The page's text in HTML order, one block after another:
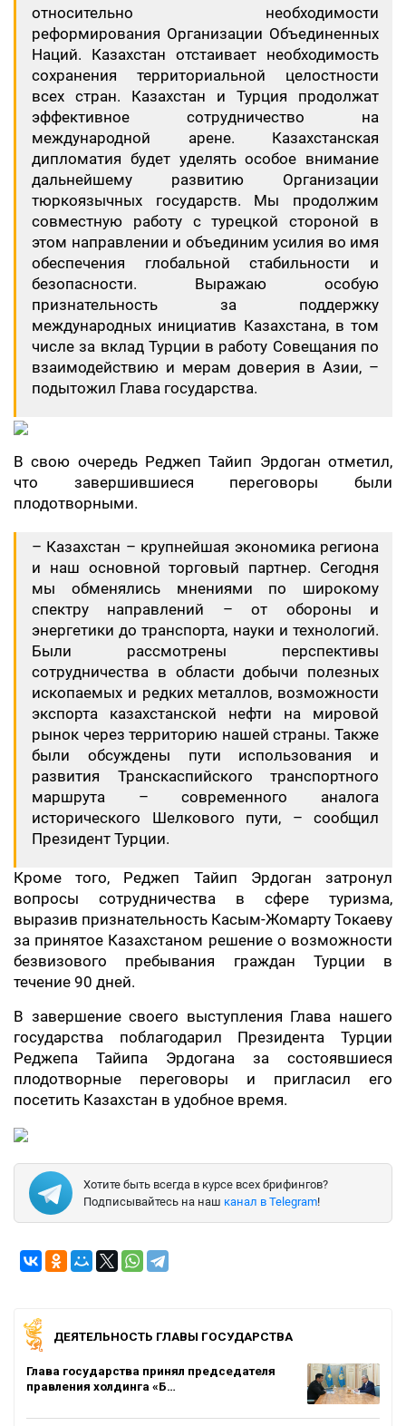
относительно необходимости
реформирования Организации Объединенных
Наций. Казахстан отстаивает необходимость
сохранения территориальной целостности
всех стран. Казахстан и Турция продолжат
эффективное сотрудничество на
международной арене. Казахстанская
дипломатия будет уделять особое внимание
дальнейшему развитию Организации
тюркоязычных государств. Мы продолжим
совместную работу с турецкой стороной в
этом направлении и объединим усилия во имя
обеспечения глобальной стабильности и
безопасности. Выражаю особую
признательность за поддержку
международных инициатив Казахстана, в том
числе за вклад Турции в работу Совещания по
взаимодействию и мерам доверия в Азии, –
подытожил Глава государства.
В свою очередь Реджеп Тайип Эрдоган отметил,
что завершившиеся переговоры были
плодотворными.
– Казахстан – крупнейшая экономика региона
и наш основной торговый партнер. Сегодня
мы обменялись мнениями по широкому
спектру направлений – от обороны и
энергетики до транспорта, науки и технологий.
Были рассмотрены перспективы
сотрудничества в области добычи полезных
ископаемых и редких металлов, возможности
экспорта казахстанской нефти на мировой
рынок через территорию нашей страны. Также
были обсуждены пути использования и
развития Транскаспийского транспортного
маршрута – современного аналога
исторического Шелкового пути, – сообщил
Президент Турции.
Кроме того, Реджеп Тайип Эрдоган затронул
вопросы сотрудничества в сфере туризма,
выразив признательность Касым-Жомарту Токаеву
за принятое Казахстаном решение о возможности
безвизового пребывания граждан Турции в
течение 90 дней.
В завершение своего выступления Глава нашего
государства поблагодарил Президента Турции
Реджепа Тайипа Эрдогана за состоявшиеся
плодотворные переговоры и пригласил его
посетить Казахстан в удобное время.
Хотите быть всегда в курсе всех брифингов?
Подписывайтесь на наш канал в Telegram!
ДЕЯТЕЛЬНОСТЬ ГЛАВЫ ГОСУДАРСТВА
Глава государства принял председателя
правления холдинга «Б…